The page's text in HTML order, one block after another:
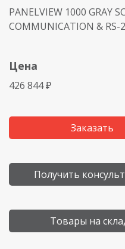
PANELVIEW 1000 GRAY
COMMUNICATION & RS-
Цена
426 844 ₽
Заказать
Получить
Товары на